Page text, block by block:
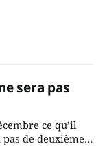
sera pas
ce qu’il
de deuxième